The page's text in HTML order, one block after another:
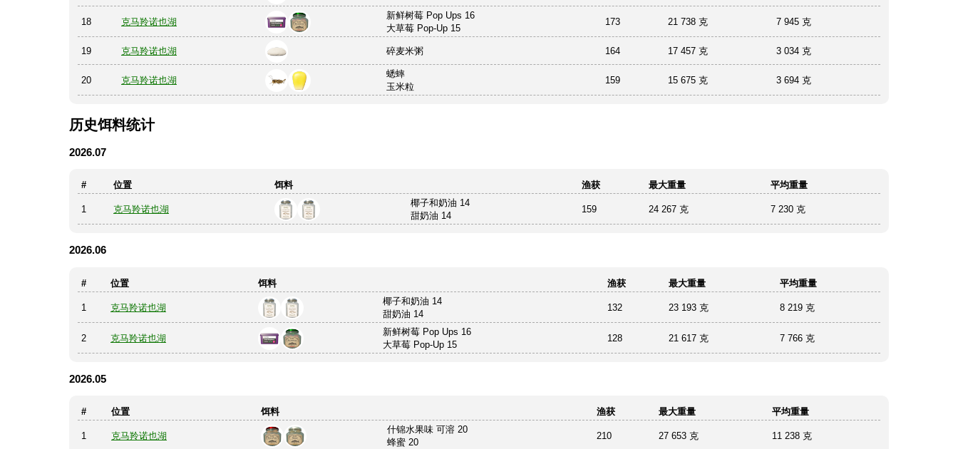
18 克马羚诺也湖
新鲜树莓 Pop Ups 16
大草莓 Pop-Up 15
173 21 738 克 7 945 克
19 克马羚诺也湖 碎麦米粥 164 17 457 克 3 034 克
20 克马羚诺也湖
蟋蟀
玉米粒
159 15 675 克 3 694 克
历史饵料统计
2026.07
# 位置 饵料 渔获 最大重量 平均重量
1 克马羚诺也湖
椰子和奶油 14
甜奶油 14
159 24 267 克 7 230 克
2026.06
# 位置 饵料 渔获 最大重量 平均重量
1 克马羚诺也湖
椰子和奶油 14
甜奶油 14
132 23 193 克 8 219 克
2 克马羚诺也湖
新鲜树莓 Pop Ups 16
大草莓 Pop-Up 15
128 21 617 克 7 766 克
2026.05
# 位置 饵料 渔获 最大重量 平均重量
1 克马羚诺也湖
什锦水果味 可溶 20
蜂蜜 20
210 27 653 克 11 238 克